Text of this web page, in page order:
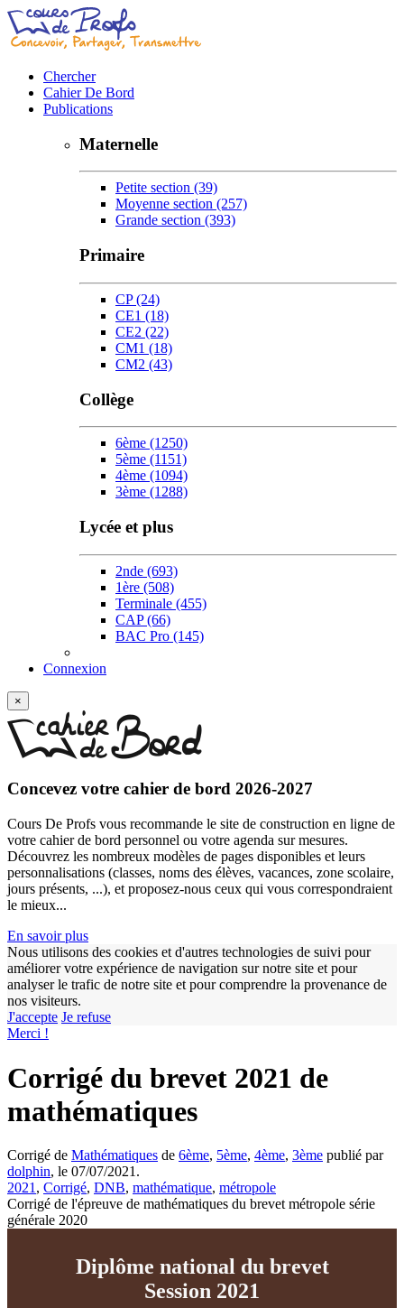
Chercher
Cahier De Bord
Publications
Maternelle
Petite section (39)
Moyenne section (257)
Grande section (393)
Primaire
CP(24)
CE1 (18)
CE2 (22)
CM1 (18)
CM2 (43)
Collège
6ème (1250)
5ème (1151)
4ème (1094)
3ème (1288)
Lycée et plus
2nde (693)
1ère (508)
Terminale (455)
CAP(66)
BAC Pro (145)
Connexion
×
Concevez votre cahier de bord 2026-2027
Cours De Profs vous recommande le site de construction en ligne de
votre cahier de bord personnel ou votre agenda sur mesures.
Découvrez les nombreux modèles de pages disponibles et leurs
personnalisations (classes, noms des élèves, vacances, zone scolaire,
jours présents, ...), et proposez-nous ceux qui vous correspondraient
le mieux...
En savoir plus
Nous utilisons des cookies et d'autres technologies de suivi pour
améliorer votre expérience de navigation sur notre site et pour
analyser le trafic de notre site et pour comprendre la provenance de
nos visiteurs.
J'accepte Je refuse
Merci !
Corrigé du brevet 2021 de
mathématiques
Corrigé de Mathématiques de 6ème, 5ème, 4ème, 3ème publié par
dolphin, le 07/07/2021.
2021 , Corrigé, DNB, mathématique, métropole
Corrigé de l'épreuve de mathématiques du brevet métropole série
générale 2020
Diplôme national du brevet
Session 2021